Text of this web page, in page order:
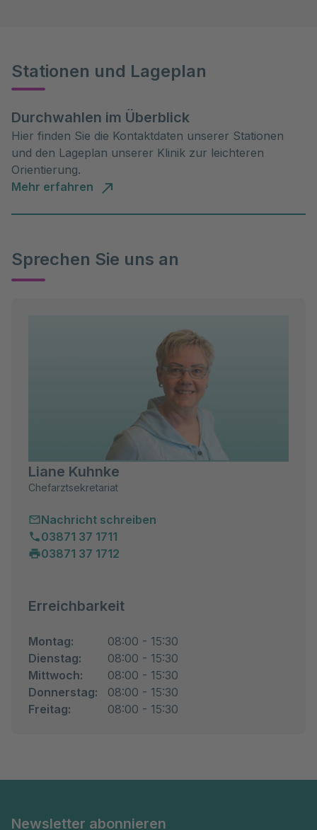
Stationen und Lageplan
Durchwahlen im Überblick
Hier finden Sie die Kontaktdaten unserer Stationen
und den Lageplan unserer Klinik zur leichteren
Orientierung.
Mehr erfahren
Sprechen Sie uns an
Liane Kuhnke
Chefarztsekretariat
Nachricht schreiben
03871 37 1711
03871 37 1712
Erreichbarkeit
Montag:
08:00 - 15:30
Dienstag:
08:00 - 15:30
Mittwoch:
08:00 - 15:30
Donnerstag:
08:00 - 15:30
Freitag:
08:00 - 15:30
Newsletter abonnieren